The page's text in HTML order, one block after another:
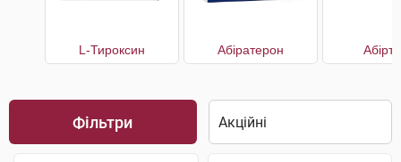
L-Тироксин Абіратерон
Фільтри